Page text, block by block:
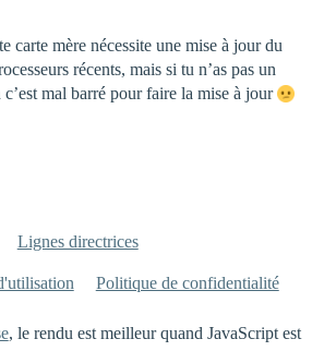
carte mère nécessite une mise à jour du
récents, mais si tu n’as pas un
mal barré pour faire la mise à jour
Lignes directrices
Politique de confidentialité
, le rendu est meilleur quand JavaScript est